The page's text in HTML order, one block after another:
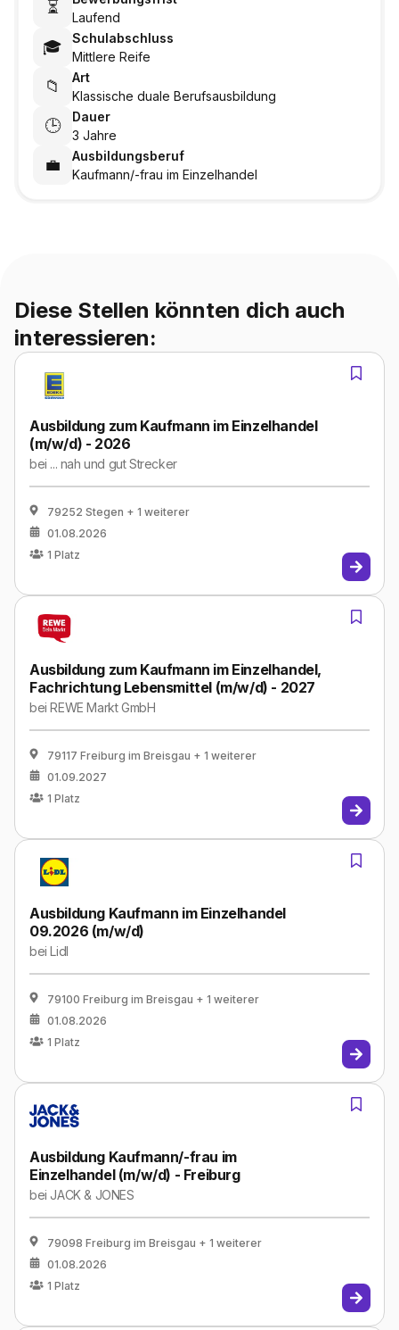
⏳
Laufend
🎓
Schulabschluss
Mittlere Reife
📁
Art
Klassische duale Berufsausbildung
🕒
Dauer
3 Jahre
💼
Ausbildungsberuf
Kaufmann/-frau im Einzelhandel
Diese Stellen könnten dich auch
interessieren:
Ausbildung zum Kaufmann im Einzelhandel
(m/w/d) - 2026
bei ... nah und gut Strecker
79252 Stegen + 1 weiterer
01.08.2026
1 Platz
Ausbildung zum Kaufmann im Einzelhandel,
Fachrichtung Lebensmittel (m/w/d) - 2027
beiREWE Markt GmbH
79117 Freiburg im Breisgau + 1 weiterer
01.09.2027
1 Platz
Ausbildung Kaufmann im Einzelhandel
09.2026 (m/w/d)
beiLidl
79100 Freiburg im Breisgau + 1 weiterer
01.08.2026
1 Platz
Ausbildung Kaufmann/-frau im
Einzelhandel (m/w/d) - Freiburg
bei JACK & JONES
79098 Freiburg im Breisgau + 1 weiterer
01.08.2026
1 Platz